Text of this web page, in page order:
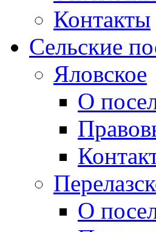
Контакты
Сельские
Яловское
О
О